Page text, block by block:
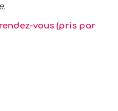
vous (pris par